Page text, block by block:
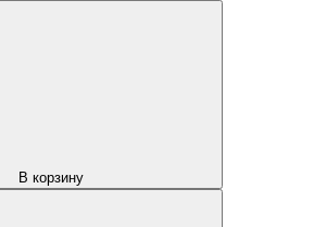
В корзину